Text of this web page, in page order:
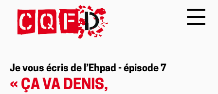
Je vous écris de l’Ehpad - épisode 7
« ÇA VA DENIS,